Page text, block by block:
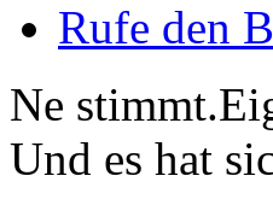
Rufe den
Ne
Und es hat